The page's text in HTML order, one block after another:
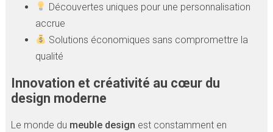
Découvertes uniques pour une personnalisation
accrue
Solutions économiques sans compromettre la
qualité
Innovation et créativité au cœur du
design moderne
Le monde du meuble design est constamment en